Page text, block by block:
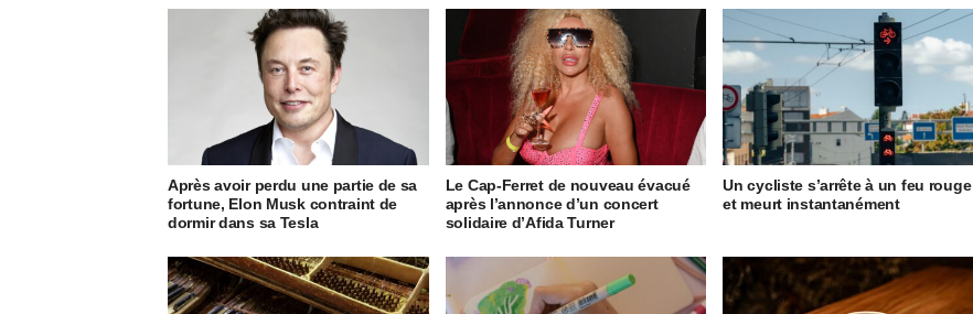
Après avoir perdu une partie de sa
fortune, Elon Musk contraint de
dormir dans sa Tesla
Le Cap-Ferret de nouveau évacué
après l’annonce d’un concert
solidaire d’Afida Turner
Un cycliste s’arrête à un feu rouge
et meurt instantanément